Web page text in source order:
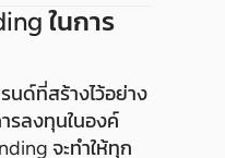
ในการ
ด์ที่สร้างไว้อย่าง
รลงทุนในองค์
จะทำให้ทุก